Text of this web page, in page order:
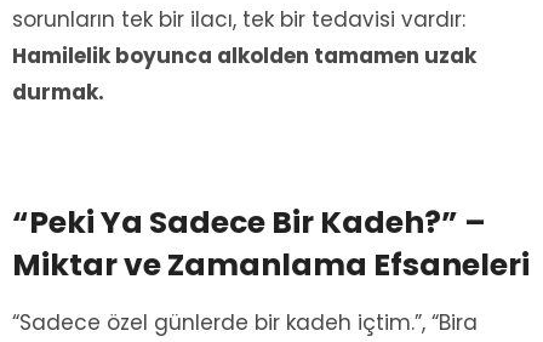
sorunların tek bir ilacı, tek bir tedavisi vardır:
Hamilelik boyunca alkolden tamamen uzak
durmak.
“Peki Ya Sadece Bir Kadeh?” –
Miktar ve Zamanlama Efsaneleri
“Sadece özel günlerde bir kadeh içtim.”, “Bira